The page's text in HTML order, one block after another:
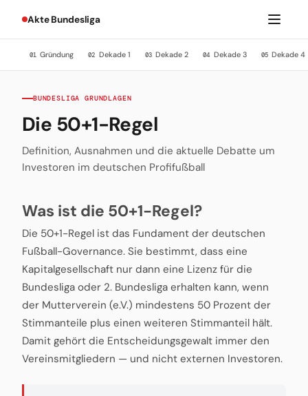
Akte Bundesliga
01 Gründung 02 Dekade 1 03 Dekade 2 04 Dekade 3 05 Dekade 4
BUNDESLIGA GRUNDLAGEN
Die 50+1-Regel
Definition, Ausnahmen und die aktuelle Debatte um
Investoren im deutschen Profifußball
Was ist die 50+1-Regel?
Die 50+1-Regel ist das Fundament der deutschen
Fußball-Governance. Sie bestimmt, dass eine
Kapitalgesellschaft nur dann eine Lizenz für die
Bundesliga oder 2. Bundesliga erhalten kann, wenn
der Mutterverein (e.V.) mindestens 50 Prozent der
Stimmanteile plus einen weiteren Stimmanteil hält.
Damit gehört die Entscheidungsgewalt immer den
Vereinsmitgliedern — und nicht externen Investoren.